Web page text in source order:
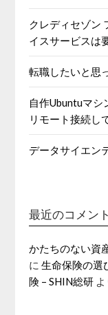
クレディセゾン
イスサービスは
転職したいと思
自作Ubuntuマシ
リモート接続し
データサイエン
最近のコメント
かたちのない資
に生命保険の
険 – SHIN総研 よ